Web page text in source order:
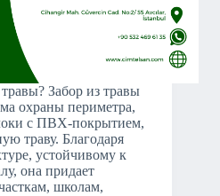
Забор из травы
охраны периметра,
с ПВХ-покрытием,
траву. Благодаря
устойчивому к
она придает
школам,